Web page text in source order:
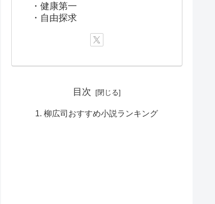
・健康第一
・自由探求
目次
柳広司おすすめ小説ランキング